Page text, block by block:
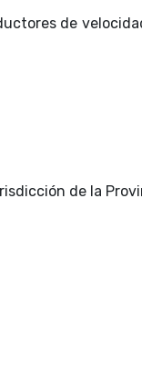
de
de la